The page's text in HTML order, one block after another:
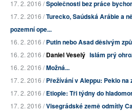
17. 2. 2016 /Společnosti bez práce
17. 2. 2016 /Turecko, Saúdská Arábie a
pozemní ope...
16. 2. 2016 /Putin nebo Asad děsivým
16. 2. 2016 /Daniel Veselý Islám prý
16. 2. 2016 /Možná...
17. 2. 2016 /Přežívání v Aleppu: Peklo na
17. 2. 2016 /Etiopie: Tři týdny do
17. 2. 2016 /Visegrádské země odmítly